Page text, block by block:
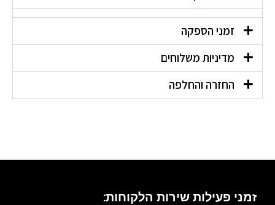
זמני הספקה
מדיניות משלוחים
החזרה והחלפה
זמני פעילות שירות הלקוחות: